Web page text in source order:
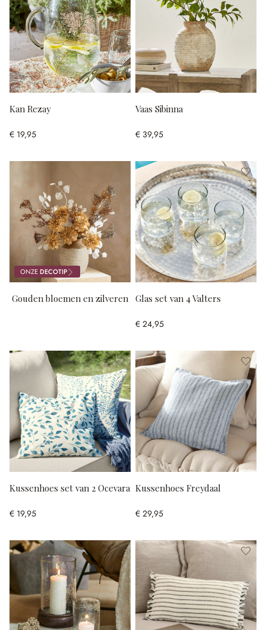
Kan Rezay
€ 19,95
Vaas Sibinna
€ 39,95
ONZEDECOTIP
Gouden bloemen en zilveren Glas set van 4 Valters
€ 24,95
Kussenhoes set van 2 Ocevara
€ 19,95
Kussenhoes Freydaal
€ 29,95